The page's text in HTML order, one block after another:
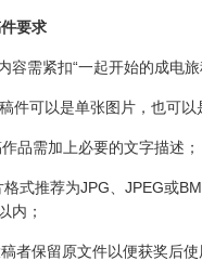
要求
需紧扣“一起开始的成电旅
可以是单张图片，也可以
需加上必要的文字描述；
推荐为JPG、JPEG或BMP
内；
保留原文件以便获奖后使